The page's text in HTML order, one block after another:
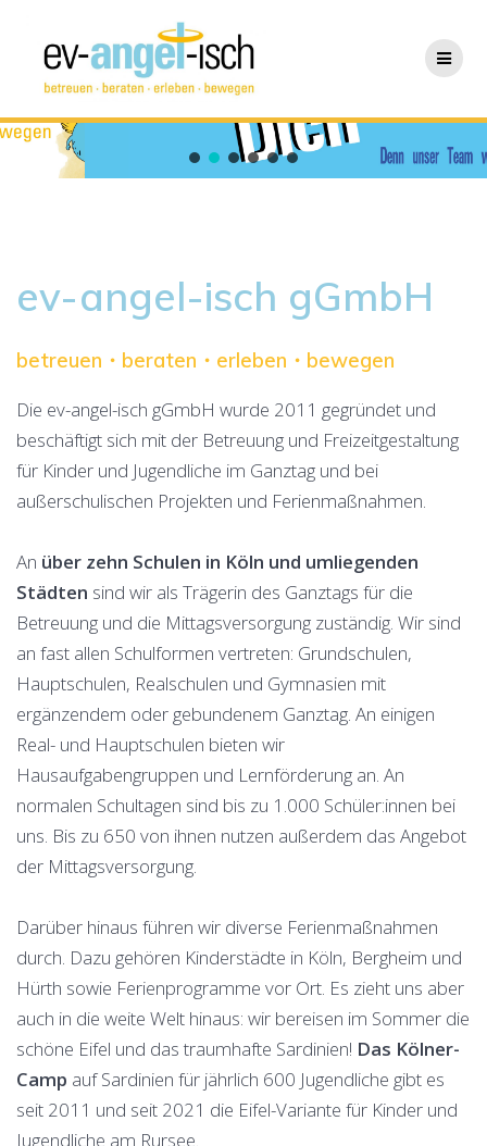
springen
ev-angel-isch gGmbH
betreuen・beraten・erleben・bewegen
Die ev-angel-isch gGmbH wurde 2011 gegründet und
beschäftigt sich mit der Betreuung und Freizeitgestaltung
für Kinder und Jugendliche im Ganztag und bei
außerschulischen Projekten und Ferienmaßnahmen.
An über zehn Schulen in Köln und umliegenden
Städten sind wir als Trägerin des Ganztags für die
Betreuung und die Mittagsversorgung zuständig. Wir sind
an fast allen Schulformen vertreten: Grundschulen,
Hauptschulen, Realschulen und Gymnasien mit
ergänzendem oder gebundenem Ganztag. An einigen
Real- und Hauptschulen bieten wir
Hausaufgabengruppen und Lernförderung an. An
normalen Schultagen sind bis zu 1.000 Schüler:innen bei
uns. Bis zu 650 von ihnen nutzen außerdem das Angebot
der Mittagsversorgung.
Darüber hinaus führen wir diverse Ferienmaßnahmen
durch. Dazu gehören Kinderstädte in Köln, Bergheim und
Hürth sowie Ferienprogramme vor Ort. Es zieht uns aber
auch in die weite Welt hinaus: wir bereisen im Sommer die
schöne Eifel und das traumhafte Sardinien! Das Kölner-
Camp auf Sardinien für jährlich 600 Jugendliche gibt es
seit 2011 und seit 2021 die Eifel-Variante für Kinder und
Jugendliche am Rursee.